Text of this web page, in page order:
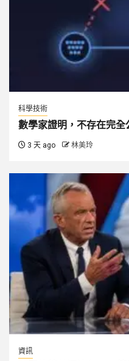
科學技術
數學家證明，不存在完全
3 天 ago 林美玲
資訊